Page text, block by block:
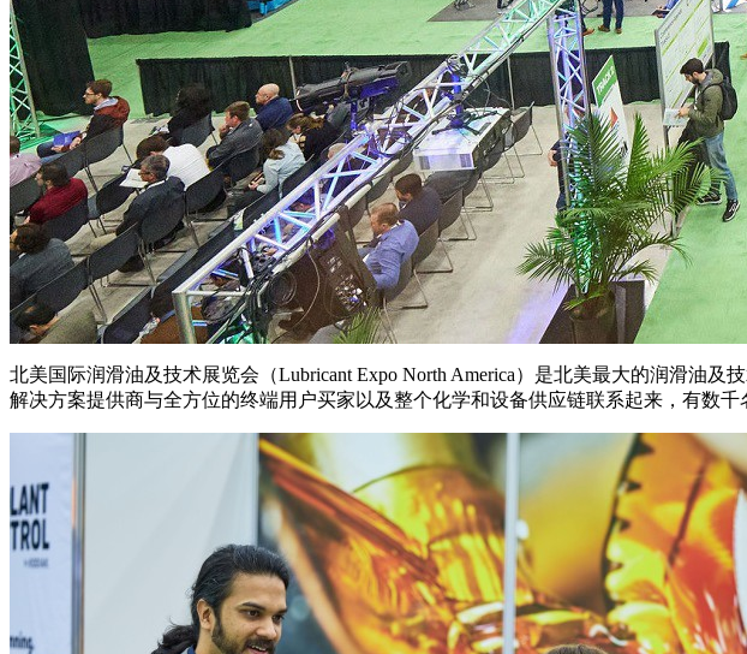
北美国际润滑油及技术展览会（Lubricant Expo North America）是北美最大的润滑油
解决方案提供商与全方位的终端用户买家以及整个化学和设备供应链联系起来，有数千